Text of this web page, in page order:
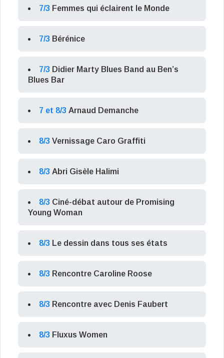
7/3 Femmes qui éclairent le Monde
7/3 Bérénice
7/3 Didier Marty Blues Band au Ben’s
Blues Bar
7 et 8/3 Arnaud Demanche
8/3 Vernissage Caro Graffiti
8/3 Abri Gisèle Halimi
8/3 Ciné-débat autour de Promising
Young Woman
8/3 Le dessin dans tous ses états
8/3 Rencontre Caroline Roose
8/3 Rencontre avec Denis Faubert
8/3 Fluxus Women